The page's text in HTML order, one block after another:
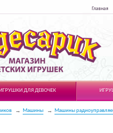
Главная
ИГРУШКИ ДЛЯ ДЕВОЧЕК
Машины Машины